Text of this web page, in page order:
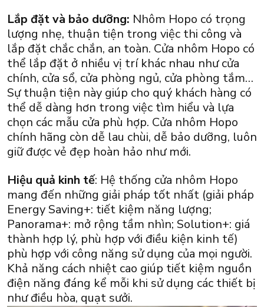
Lắp đặt và bảo dưỡng: Nhôm Hopo có trọng
lượng nhẹ, thuận tiện trong việc thi công và
lắp đặt chắc chắn, an toàn. Cửa nhôm Hopo có
thể lắp đặt ở nhiều vị trí khác nhau như cửa
chính, cửa sổ, cửa phòng ngủ, cửa phòng tắm…
Sự thuận tiện này giúp cho quý khách hàng có
thể dễ dàng hơn trong việc tìm hiểu và lựa
chọn các mẫu cửa phù hợp. Cửa nhôm Hopo
chính hãng còn dễ lau chùi, dễ bảo dưỡng, luôn
giữ được vẻ đẹp hoàn hảo như mới.
Hiệu quả kinh tế: Hệ thống cửa nhôm Hopo
mang đến những giải pháp tốt nhất (giải pháp
Energy Saving+: tiết kiệm năng lượng;
Panorama+: mở rộng tầm nhìn; Solution+: giá
thành hợp lý, phù hợp với điều kiện kinh tế)
phù hợp với công năng sử dụng của mọi người.
Khả năng cách nhiệt cao giúp tiết kiệm nguồn
điện năng đáng kể mỗi khi sử dụng các thiết bị
như điều hòa, quạt sưởi.